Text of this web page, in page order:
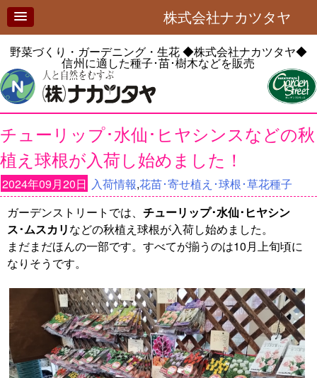
株式会社ナカツタヤ
野菜づくり・ガーデニング・生花◆株式会社ナカツタヤ◆
信州に適した種子･苗･樹木などを販売
チューリップ･水仙･ヒヤシンスなどの秋
植え球根が入荷し始めました！
2024年09月20日 入荷情報,花苗･寄せ植え･球根･草花種子
ガーデンストリートでは、 チューリップ･水仙･ヒヤシン
ス･ムスカリなどの秋植え球根が入荷し始めました。
まだまだほんの一部です。すべてが揃うのは10月上旬頃に
なりそうです。